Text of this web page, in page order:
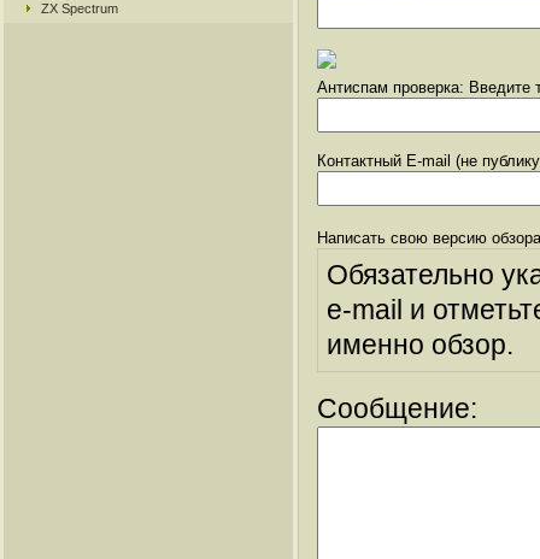
ZX Spectrum
Антиспам проверка: Введите
Контактный E-mail (не
Написать свою версию
Обязательно
e-mail и
именно обзор.
Сообщение: